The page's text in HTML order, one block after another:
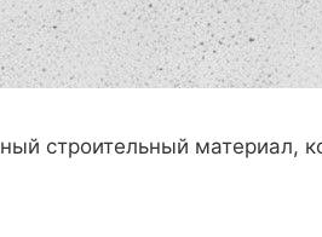
строительный материал,